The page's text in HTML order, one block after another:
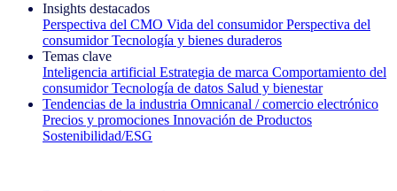
Insights destacados
Perspectiva del CMO Vida del consumidor Perspectiva del
consumidor Tecnología y bienes duraderos
Temas clave
Inteligencia artificial Estrategia de marca Comportamiento del
consumidor Tecnología de datos Salud y bienestar
Tendencias de la industria Omnicanal / comercio electrónico
Precios y promociones Innovación de Productos
Sostenibilidad/ESG